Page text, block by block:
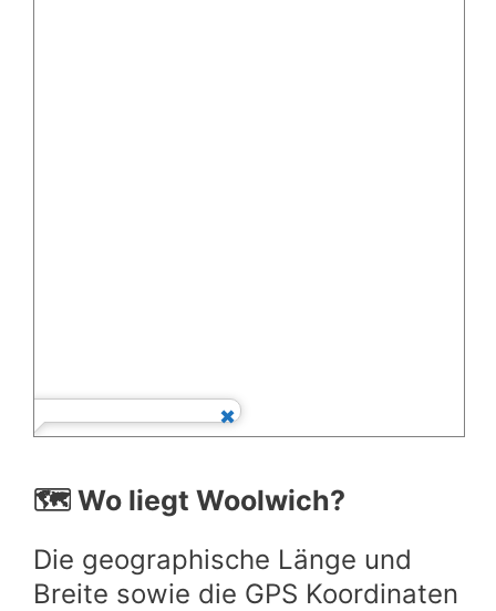
🗺️ Wo liegt Woolwich?
Die geographische Länge und
Breite sowie die GPS Koordinaten